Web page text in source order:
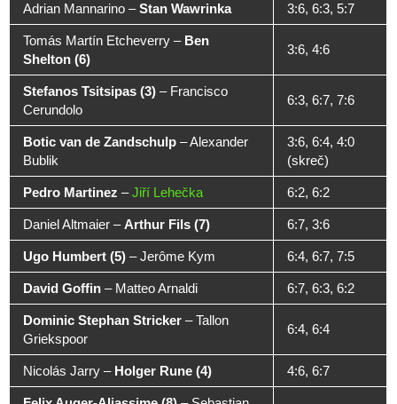
Adrian Mannarino –Stan Wawrinka 3:6, 6:3, 5:7
Tomás Martín Etcheverry – Ben
Shelton (6)
3:6, 4:6
Stefanos Tsitsipas (3) – Francisco
Cerundolo
6:3, 6:7, 7:6
Botic van de Zandschulp –Alexander
Bublik
3:6, 6:4, 4:0
(skreč)
Pedro Martinez –Jiří Lehečka 6:2, 6:2
Daniel Altmaier –Arthur Fils (7) 6:7, 3:6
Ugo Humbert (5) –Jerôme Kym 6:4, 6:7, 7:5
David Goffin – Matteo Arnaldi 6:7, 6:3, 6:2
Dominic Stephan Stricker –Tallon
Griekspoor
6:4, 6:4
Nicolás Jarry – Holger Rune (4) 4:6, 6:7